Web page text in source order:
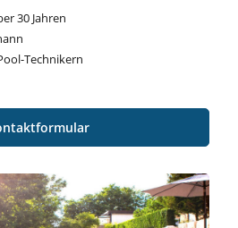
30 Jahren
Technikern